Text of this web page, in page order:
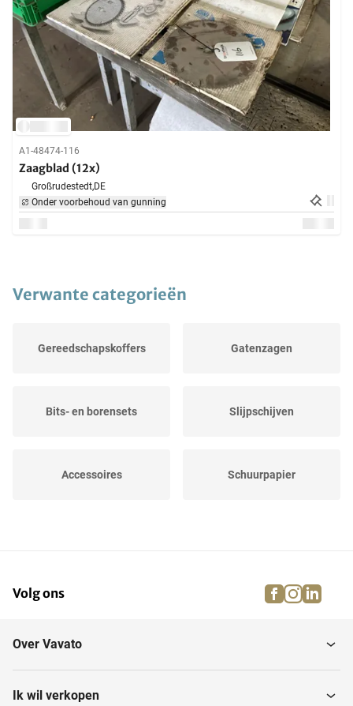
A1-48474-116
Zaagblad (12x)
Großrudestedt,DE
Onder voorbehoud van gunning
Verwante categorieën
Gereedschapskoffers Gatenzagen
Bits- en borensets Slijpschijven
Accessoires Schuurpapier
Verlengkabelhaspels en -
Volg ons facebook
Over Vavato
Ik wil verkopen